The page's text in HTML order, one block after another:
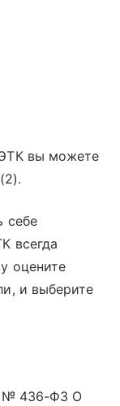
вы можете
себе
всегда
оцените
и выберите
№ 436-ФЗ О